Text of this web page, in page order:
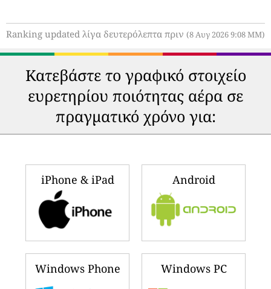
Ranking updated λίγα δευτερόλεπτα πριν (8 Αυγ 2026 9:08 ΜΜ)
Κατεβάστε το γραφικό στοιχείο
ευρετηρίου ποιότητας αέρα σε
πραγματικό χρόνο για:
iPhone & iPad Android
Windows Phone Windows PC